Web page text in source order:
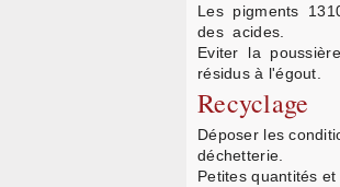
Les pigments
des acides.
Eviter la
résidus à l'égout.
Recyclage
Déposer les
déchetterie.
Petites quantités